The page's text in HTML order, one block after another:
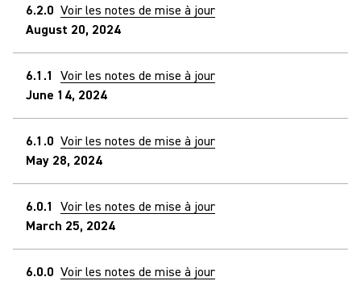
6.2.0 Voir les notes de mise à jour
August 20, 2024
6.1.1 Voir les notes de mise à jour
June 14, 2024
6.1.0 Voir les notes de mise à jour
May 28, 2024
6.0.1 Voir les notes de mise à jour
March 25, 2024
6.0.0 Voir les notes de mise à jour